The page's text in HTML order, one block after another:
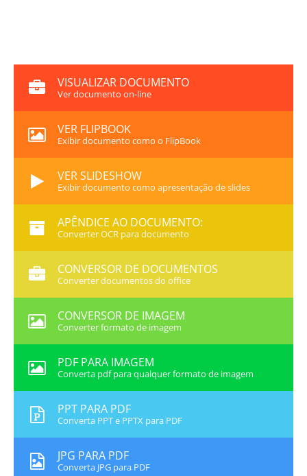
VISUALIZAR DOCUMENTO
Ver documento on-line
VER FLIPBOOK
Exibir documento como o FlipBook
VER SLIDESHOW
Exibir documento como apresentação de slides
APÊNDICE AO DOCUMENTO:
Converter OCR para documento
CONVERSOR DE DOCUMENTOS
Converter documentos do office
CONVERSOR DE IMAGEM
Converter formato de imagem
PDF PARA IMAGEM
Converta pdf para qualquer formato de imagem
PPT PARA PDF
Converta PPT e PPTX para PDF
JPG PARA PDF
Converta JPG para PDF